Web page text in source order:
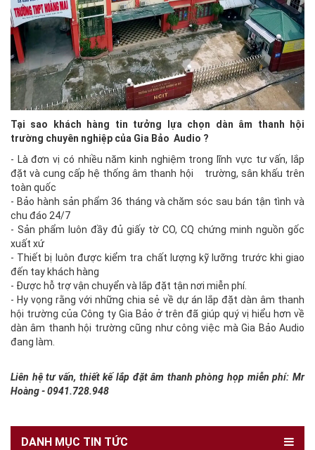
Tại sao khách hàng tin tưởng lựa chọn dàn âm thanh hội
trường chuyên nghiệp của Gia Bảo Audio ?
- Là đơn vị có nhiều năm kinh nghiệm trong lĩnh vực tư vấn, lắp
đặt và cung cấp hệ thống âm thanh hội trường, sân khấu trên
toàn quốc
- Bảo hành sản phẩm 36 tháng và chăm sóc sau bán tận tình và
chu đáo 24/7
- Sản phẩm luôn đầy đủ giấy tờ CO, CQ chứng minh nguồn gốc
xuất xứ
- Thiết bị luôn được kiểm tra chất lượng kỹ lưỡng trước khi giao
đến tay khách hàng
- Được hỗ trợ vận chuyển và lắp đặt tận nơi miễn phí.
- Hy vọng rằng với những chia sẻ về dự án lắp đặt dàn âm thanh
hội trường của Công ty Gia Bảo ở trên đã giúp quý vị hiểu hơn về
dàn âm thanh hội trường cũng như công việc mà Gia Bảo Audio
đang làm.
Liên hệ tư vấn, thiết kế lắp đặt âm thanh phòng họp miễn phí: Mr
Hoàng - 0941.728.948
DANH MỤC TIN TỨC